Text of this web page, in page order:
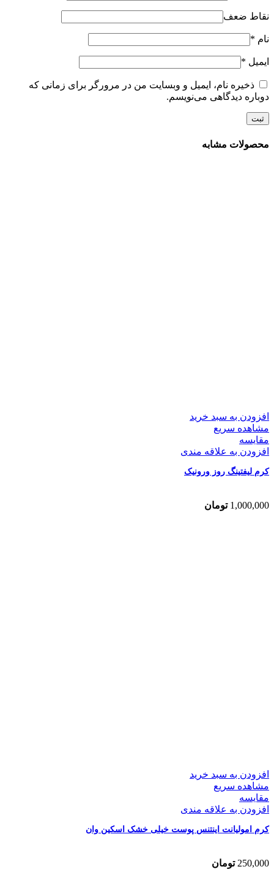
نقاط ضعف
نام *
ایمیل *
ذخیره نام، ایمیل و وبسایت من در مرورگر برای زمانی که
دوباره دیدگاهی می‌نویسم.
محصولات مشابه
افزودن به سبد خرید
مشاهده سریع
مقایسه
افزودن به علاقه مندی
کرم لیفتینگ روز ورونیک
1,000,000 تومان
افزودن به سبد خرید
مشاهده سریع
مقایسه
افزودن به علاقه مندی
کرم امولیانت اینتنس پوست خیلی خشک اسکین وان
250,000 تومان